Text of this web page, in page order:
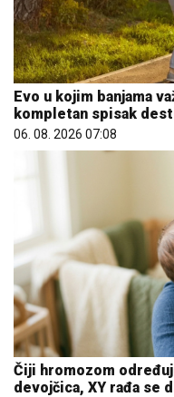
Evo u kojim banjama
kompletan spisak
06. 08. 2026 07:08
Čiji hromozom
devojčica, XY rađa se